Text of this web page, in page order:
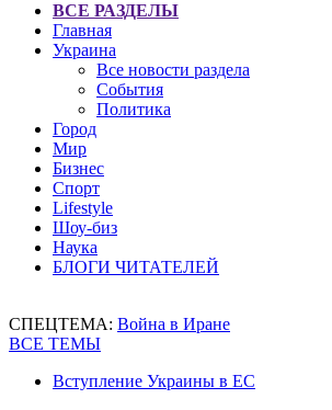
ВСЕ РАЗДЕЛЫ
Главная
Украина
Все новости раздела
События
Политика
Город
Мир
Бизнес
Спорт
Lifestyle
Шоу-биз
Наука
БЛОГИ ЧИТАТЕЛЕЙ
СПЕЦТЕМА: Война в Иране
ВСЕ ТЕМЫ
Вступление Украины в ЕС